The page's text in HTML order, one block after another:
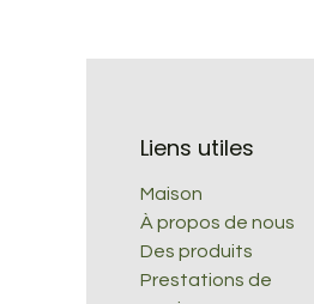
Liens utiles
Maison
À propos de nous
Des produits
Prestations de